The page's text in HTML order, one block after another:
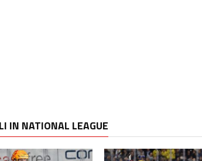
IN NATIONAL LEAGUE